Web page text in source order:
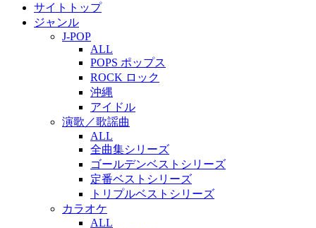
サイトトップ
ジャンル
J-POP
ALL
POPS ポップス
ROCK ロック
沖縄
アイドル
演歌／歌謡曲
ALL
全曲集シリーズ
ゴールデンベストシリーズ
定番ベストシリーズ
トリプルベストシリーズ
カラオケ
ALL